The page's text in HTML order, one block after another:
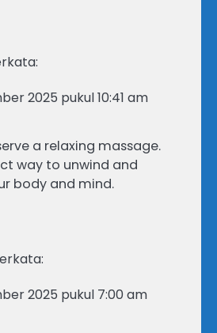
2025 pukul 10:41 am
a relaxing massage.
way to unwind and
body and mind.
2025 pukul 7:00 am